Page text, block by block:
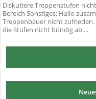
DiskutiereTreppenstufen
Bereich Sonstiges; Hallo
Treppenbauer nicht
die Stufen nicht bündig ab....